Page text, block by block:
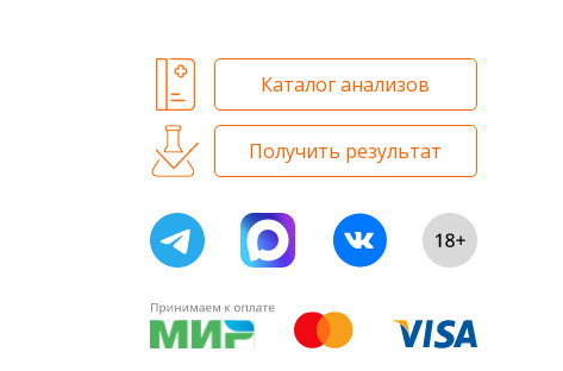
Каталог анализов
Получить результат